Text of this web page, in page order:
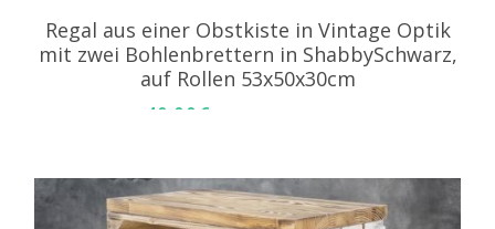
Regal aus einer Obstkiste in Vintage Optik
mit zwei Bohlenbrettern in ShabbySchwarz,
auf Rollen 53x50x30cm
49,99 €